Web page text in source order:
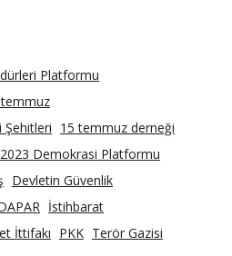
Platformu
15 temmuz derneği
2023 Demokrasi Platformu
Devletin Güvenlik
İstihbarat
İttifakı PKK Terör Gazisi